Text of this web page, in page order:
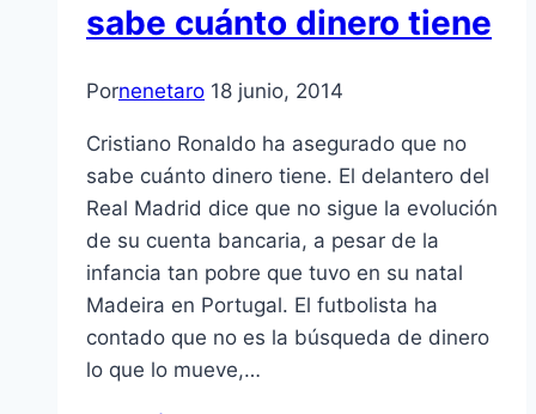
sabe cuánto dinero tiene
Pornenetaro 18 junio, 2014
Cristiano Ronaldo ha asegurado que no
sabe cuánto dinero tiene. El delantero del
Real Madrid dice que no sigue la evolución
de su cuenta bancaria, a pesar de la
infancia tan pobre que tuvo en su natal
Madeira en Portugal. El futbolista ha
contado que no es la búsqueda de dinero
lo que lo mueve,…